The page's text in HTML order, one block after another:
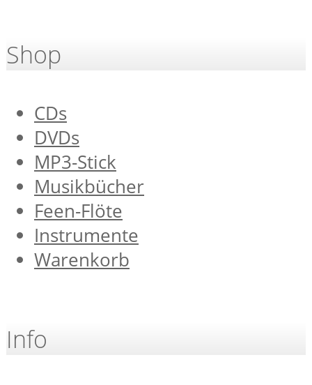
Shop
CDs
DVDs
MP3-Stick
Musikbücher
Feen-Flöte
Instrumente
Warenkorb
Info